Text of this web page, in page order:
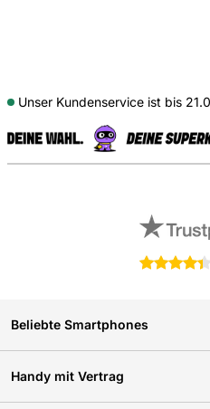
Unser Kundenservice ist bis
4.4 Sterne
Beliebte Smartphones
Handy mit Vertrag